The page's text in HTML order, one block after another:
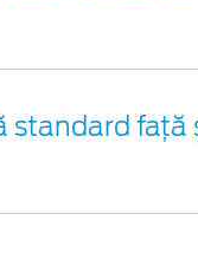
standard faţă